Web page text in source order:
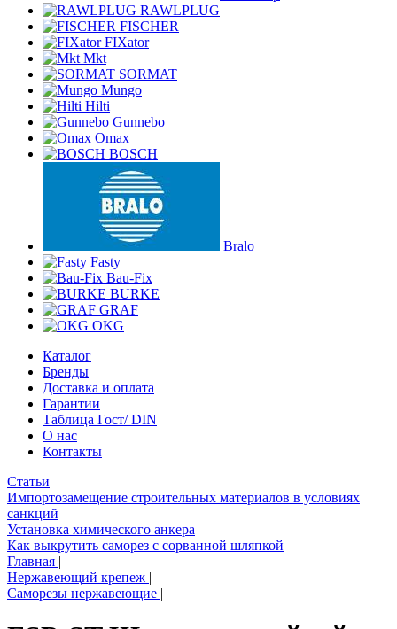
RAWLPLUG
FISCHER
FIXator
Mkt
SORMAT
Mungo
Hilti
Gunnebo
Omax
BOSCH
Bralo
Fasty
Bau-Fix
BURKE
GRAF
OKG
Каталог
Бренды
Доставка и оплата
Гарантии
Таблица Гост/ DIN
О нас
Контакты
Статьи
Импортозамещение строительных материалов в условиях
санкций
Установка химического анкера
Как выкрутить саморез с сорванной шляпкой
Главная |
Нержавеющий крепеж |
Саморезы нержавеющие |